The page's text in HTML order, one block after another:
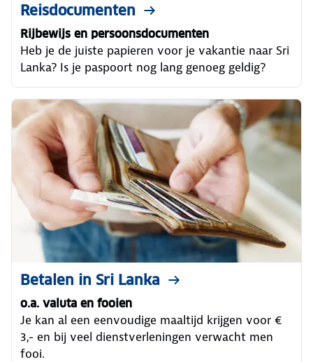
Reisdocumenten
Rijbewijs en persoonsdocumenten
Heb je de juiste papieren voor je vakantie naar Sri
Lanka? Is je paspoort nog lang genoeg geldig?
Betalen in Sri Lanka
o.a. valuta en fooien
Je kan al een eenvoudige maaltijd krijgen voor €
3,- en bij veel dienstverleningen verwacht men
fooi.